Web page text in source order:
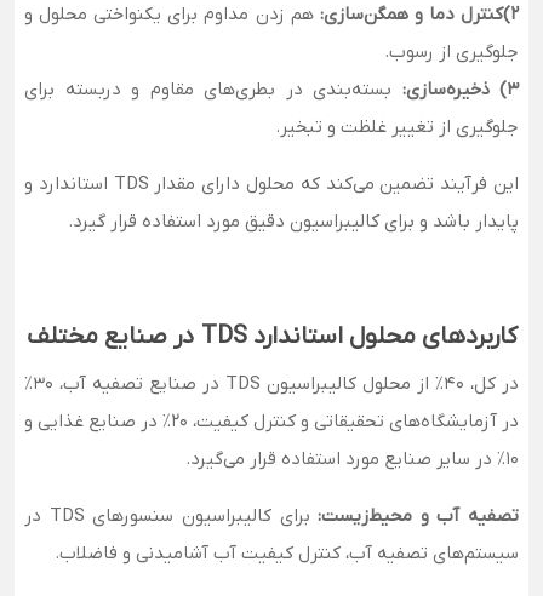
2)کنترل دما و همگن‌سازی:
هم زدن مداوم برای یکنواختی محلول و
جلوگیری از رسوب.
3) ذخیره‌سازی:
بسته‌بندی در بطری‌های مقاوم و دربسته برای
جلوگیری از تغییر غلظت و تبخیر.
این فرآیند تضمین می‌کند که محلول دارای مقدار TDS استاندارد و
پایدار باشد و برای کالیبراسیون دقیق مورد استفاده قرار گیرد.
کاربردهای محلول استاندارد TDS در صنایع مختلف
در کل، 40٪ از محلول کالیبراسیون TDS در صنایع تصفیه آب، 30٪
در آزمایشگاه‌های تحقیقاتی و کنترل کیفیت، 20٪ در صنایع غذایی و
10٪ در سایر صنایع مورد استفاده قرار می‌گیرد.
تصفیه آب و محیط‌زیست:
برای کالیبراسیون سنسورهای TDS در
سیستم‌های تصفیه آب، کنترل کیفیت آب آشامیدنی و فاضلاب.